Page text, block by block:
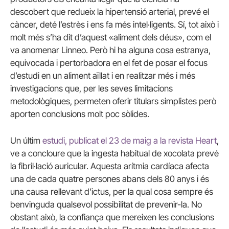
descobert que redueix la hipertensió arterial, prevé el
càncer, deté l’estrès i ens fa més intel·ligents. Sí, tot això i
molt més s’ha dit d’aquest «aliment dels déus», com el
va anomenar Linneo. Però hi ha alguna cosa estranya,
equivocada i pertorbadora en el fet de posar el focus
d’estudi en un aliment aïllat i en realitzar més i més
investigacions que, per les seves limitacions
metodològiques, permeten oferir titulars simplistes però
aporten conclusions molt poc sòlides.
Un últim estudi, publicat el 23 de maig a la revista Heart,
ve a concloure que la ingesta habitual de xocolata prevé
la fibril·lació auricular. Aquesta arítmia cardíaca afecta
una de cada quatre persones abans dels 80 anys i és
una causa rellevant d’ictus, per la qual cosa sempre és
benvinguda qualsevol possibilitat de prevenir-la. No
obstant això, la confiança que mereixen les conclusions